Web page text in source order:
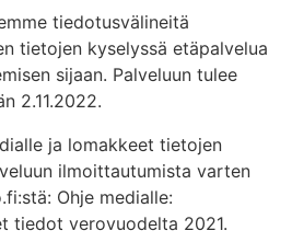
tiedotusvälineitä
tietojen kyselyssä etäpalvelua
sijaan. Palveluun tulee
2.11.2022.
ja lomakkeet tietojen
ilmoittautumista varten
Ohje medialle:
tiedot verovuodelta 2021.